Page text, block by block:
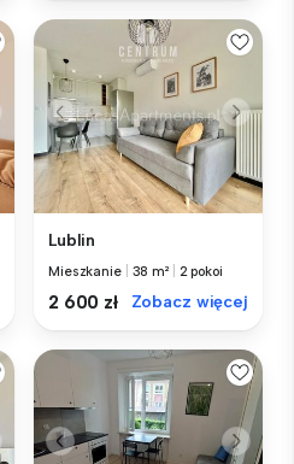
Lublin
Mieszkanie 38 m² 2 pokoi
2 600 zł Zobacz więcej